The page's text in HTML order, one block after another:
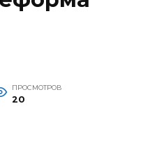
ПРОСМОТРОВ
20